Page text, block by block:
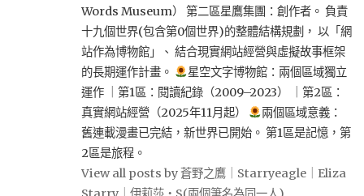
Words Museum） 第二區星鷹集團：創作者。 負責
十九個世界(包含第0個世界)的整體結構規劃， 以「網
站作為博物館」、 結合現實網站經營與虛擬故事框架
的長期運作計畫。
星空文字博物館：兩個區域獨立
運作 ｜第1區：閱讀紀錄（2009–2023） ｜第2區：
真實網站經營（2025年11月起）
兩個區域意義：
舊連載漫畫已完結，新世界已開始。 第1區是記憶，第
2區是旅程。
View all posts by 蒼野之鷹｜Starryeagle｜Eliza